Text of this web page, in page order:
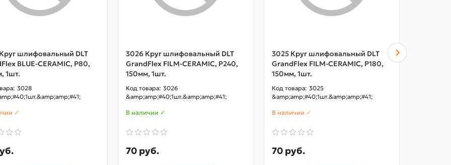
шлифовальный DLT
BLUE-CERAMIC, P80,
1шт.
3028
✓
3026 Круг шлифовальный DLT
GrandFlex FILM-CERAMIC, P240,
150мм, 1шт.
3026
&amp;amp;#40;1шт.&amp;amp;#41;
В наличии ✓
70 руб.
3025 Круг шлифовальный DLT
GrandFlex FILM-CERAMIC, P180,
150мм, 1шт.
3025
&amp;amp;#40;1шт.&amp;amp;#41;
В наличии ✓
70 руб.